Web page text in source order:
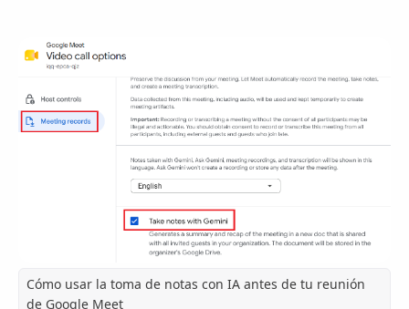
Cómo usar la toma de notas con IA antes de tu reunión
de Google Meet